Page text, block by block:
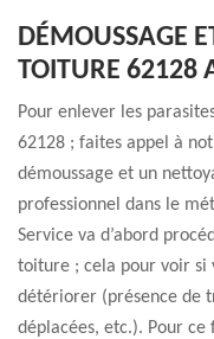
DÉMOUSSAGE
TOITURE 62128
Pour enlever les
62128 ; faites appel à
démoussage et un
professionnel dans le
Service va d’abord
toiture ; cela pour voir si
détériorer (présence de
déplacées, etc.). Pour